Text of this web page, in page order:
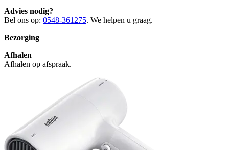
Advies nodig?
Bel ons op: 0548-361275. We helpen u graag.
Bezorging
Afhalen
Afhalen op afspraak.